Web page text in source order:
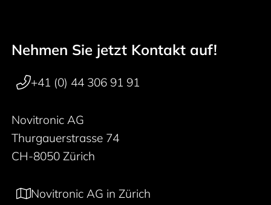
Footer navigation
Nehmen Sie jetzt Kontakt auf!
+41 (0) 44 306 91 91
Novitronic AG
Thurgauerstrasse 74
CH-8050 Zürich
Novitronic AG in Zürich